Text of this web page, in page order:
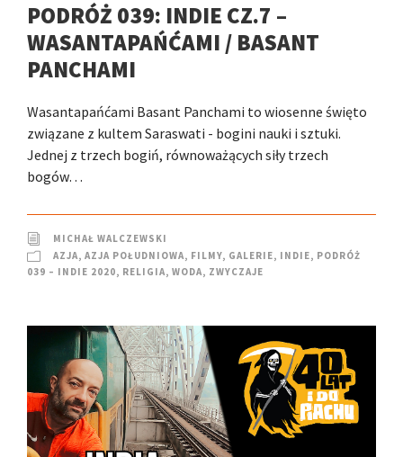
PODRÓŻ 039: INDIE CZ.7 –
WASANTAPAŃĆAMI / BASANT
PANCHAMI
Wasantapańćami Basant Panchami to wiosenne święto
związane z kultem Saraswati - bogini nauki i sztuki.
Jednej z trzech bogiń, równoważących siły trzech
bogów…
MICHAŁ WALCZEWSKI
AZJA, AZJA POŁUDNIOWA, FILMY, GALERIE, INDIE, PODRÓŻ
039 – INDIE 2020, RELIGIA, WODA, ZWYCZAJE